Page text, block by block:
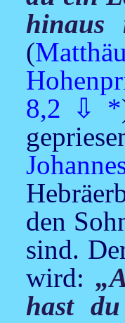
hinaus
(
8,2 ⇩ *
den
sind.
wird:
hast